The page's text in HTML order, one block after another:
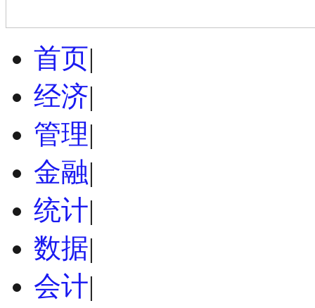
首页|
经济|
管理|
金融|
统计|
数据|
会计|